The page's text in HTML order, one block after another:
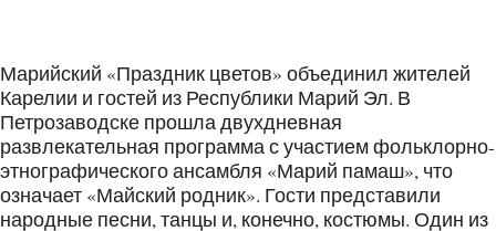
Марийский «Праздник цветов» объединил жителей
Карелии и гостей из Республики Марий Эл. В
Петрозаводске прошла двухдневная
развлекательная программа с участием фольклорно-
этнографического ансамбля «Марий памаш», что
означает «Майский родник». Гости представили
народные песни, танцы и, конечно, костюмы. Один из